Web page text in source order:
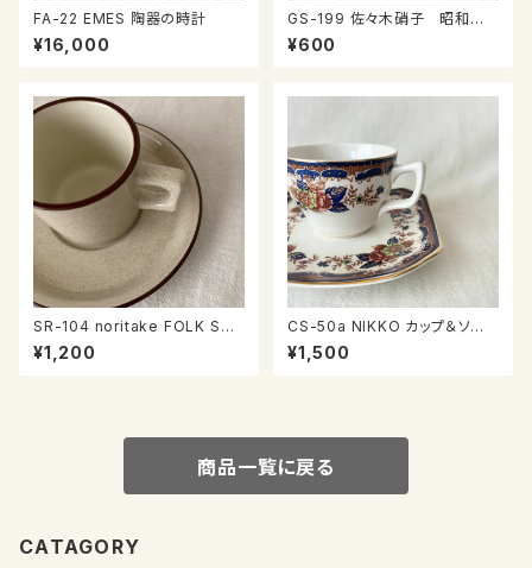
FA-22 EMES 陶器の時計
¥16,000
GS-199 佐々木硝子 昭和の
コップ
¥600
SR-104 noritake FOLK ST
ONE カップ＆ソーサー
¥1,200
CS-50a NIKKO カップ＆ソー
サー
¥1,500
商品一覧に戻る
CATAGORY